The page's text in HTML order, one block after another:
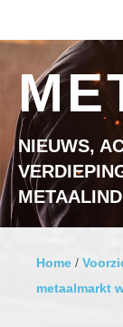
NIEUWS,
Home /
metaalmarkt